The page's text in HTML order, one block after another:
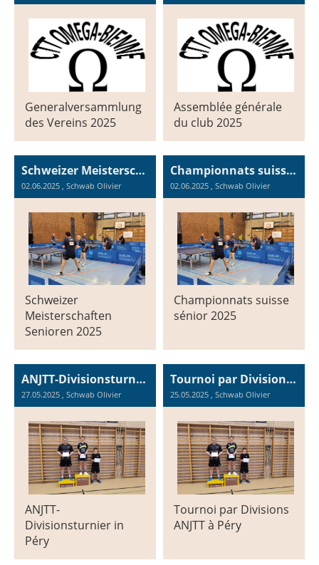
Generalversammlung
des Vereins 2025
Assemblée générale
du club 2025
Schweizer Meisterschaften Senioren 2025 in Schaffhausen
02.06.2025 , Schwab Olivier
Schweizer
Meisterschaften
Senioren 2025
Championnats suisse sénior 2025 à Schaffhouse
02.06.2025 , Schwab Olivier
Championnats suisse
sénior 2025
ANJTT-Divisionsturnier in Péry, Samstag, 24.05.2025
27.05.2025 , Schwab Olivier
ANJTT-
Divisionsturnier in
Péry
Tournoi par Divisions ANJTT à Péry, samedi 24.05.2025
25.05.2025 , Schwab Olivier
Tournoi par Divisions
ANJTT à Péry